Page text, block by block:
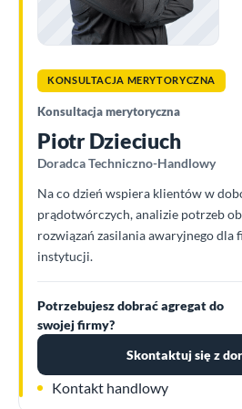
KONSULTACJA MERYTORYCZNA
Konsultacja merytoryczna
Piotr Dzieciuch
Doradca Techniczno-Handlowy
Na co dzień wspiera klientów w
prądotwórczych, analizie potrzeb
rozwiązań zasilania awaryjnego dla
instytucji.
Potrzebujesz dobrać agregat do
swojej firmy?
Skontaktuj się z
Kontakt handlowy